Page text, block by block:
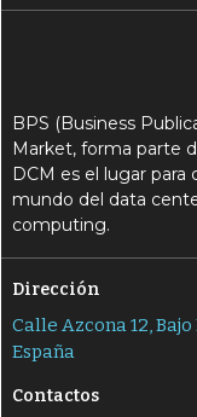
BPS (Business
Market, forma parte
DCM es el lugar
mundo del data
computing.
Dirección
Calle Azcona 12,
España
Contactos